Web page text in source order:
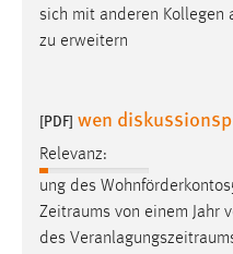
sich mit anderen Kollegen
zu erweitern
[PDF] wen
Relevanz:
ung des
Zeitraums von einem Jahr
des